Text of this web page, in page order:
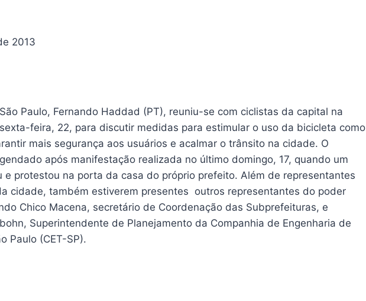
2013
Paulo, Fernando Haddad (PT), reuniu-se com ciclistas da capital na
feira, 22, para discutir medidas para estimular o uso da bicicleta como
mais segurança aos usuários e acalmar o trânsito na cidade. O
após manifestação realizada no último domingo, 17, quando um
e protestou na porta da casa do próprio prefeito. Além de representantes
cidade, também estiverem presentes outros representantes do poder
Chico Macena, secretário de Coordenação das Subprefeituras, e
Superintendente de Planejamento da Companhia de Engenharia de
Paulo (CET-SP).